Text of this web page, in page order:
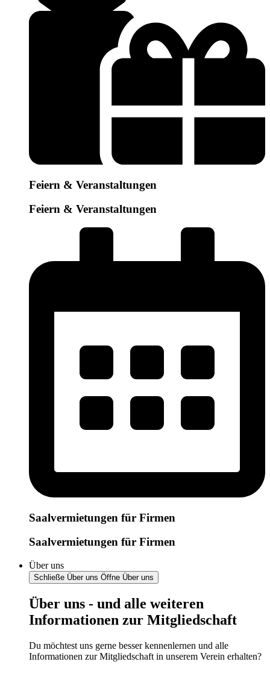
Feiern & Veranstaltungen
Feiern & Veranstaltungen
Saalvermietungen für Firmen
Saalvermietungen für Firmen
Über uns
Schließe Über uns Öffne Über uns
Über uns - und alle weiteren
Informationen zur Mitgliedschaft
Du möchtest uns gerne besser kennenlernen und alle
Informationen zur Mitgliedschaft in unserem Verein erhalten?